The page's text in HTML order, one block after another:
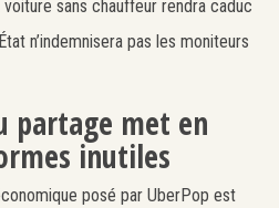
sans chauffeur rendra caduc
n’indemnisera pas les moniteurs
partage met en
inutiles
posé par UberPop est